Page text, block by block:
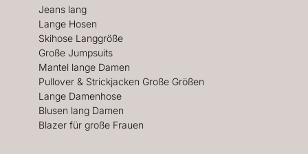
Jeans lang
Lange Hosen
Skihose Langgröße
Große Jumpsuits
Mantel lange Damen
Pullover & Strickjacken Große Größen
Lange Damenhose
Blusen lang Damen
Blazer für große Frauen